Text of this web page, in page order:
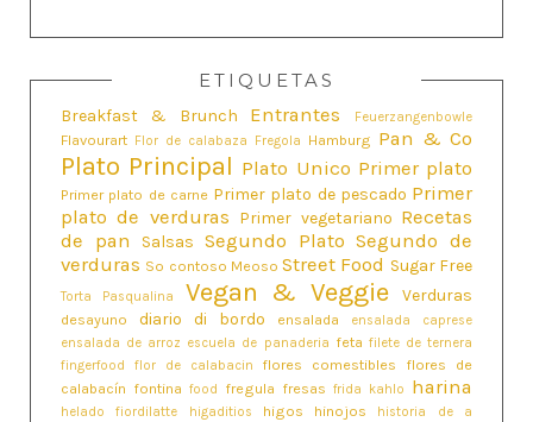
ETIQUETAS
Breakfast & Brunch Entrantes Feuerzangenbowle
Flavourart Flor de calabaza Fregola Hamburg Pan & Co
Plato Principal Plato Unico Primer plato
Primer plato de carne Primer plato de pescado Primer
plato de verduras Primer vegetariano Recetas
de pan
Salsas Segundo Plato Segundo de
verduras So contoso Meoso Street Food Sugar Free
Torta Pasqualina Vegan & Veggie Verduras
desayuno diario di bordo ensalada
ensalada caprese
ensalada de arroz escuela de panaderia feta filete de ternera
fingerfood
flor de calabacin flores comestibles
flores de
calabacín fontina food fregula fresas frida kahlo harina
helado fiordilatte higaditios higos hinojos
historia de a